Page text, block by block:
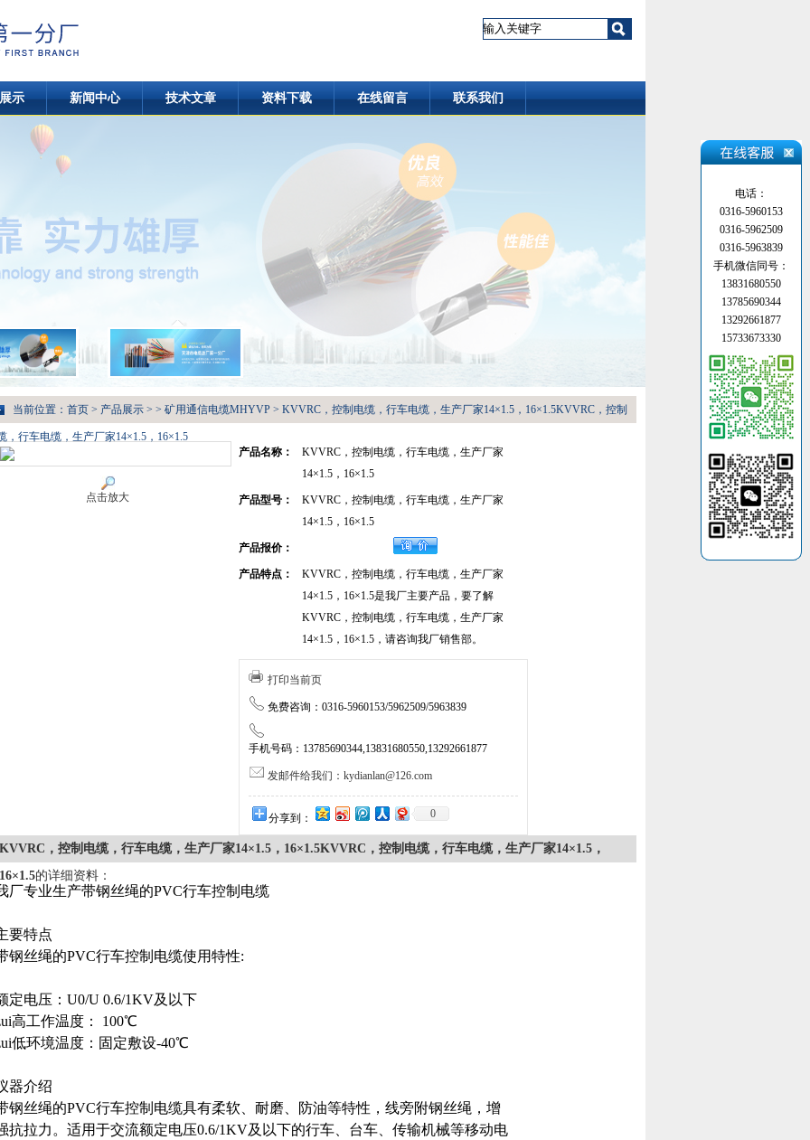
示 新闻中心 技术文章 资料下载 在线留言 联系我们
当前位置： 首页 > 产品展示 > > 矿用通信电缆MHYVP > KVVRC，控制电缆，行车电缆，生产厂家14×1.5，16×1.5KVVRC，控制
，行车电缆，生产厂家14×1.5，16×1.5
点击放大
产品名称：
KVVRC，控制电缆，行车电缆，生产厂家
14×1.5，16×1.5
产品型号：
KVVRC，控制电缆，行车电缆，生产厂家
14×1.5，16×1.5
产品报价：
产品特点：
KVVRC，控制电缆，行车电缆，生产厂家
14×1.5，16×1.5是我厂主要产品，要了解
KVVRC，控制电缆，行车电缆，生产厂家
14×1.5，16×1.5，请咨询我厂销售部。
打印当前页
免费咨询：0316-5960153/5962509/5963839
手机号码：13785690344,13831680550,13292661877
发邮件给我们：kydianlan@126.com
分享到： 0
KVVRC，控制电缆，行车电缆，生产厂家14×1.5，16×1.5KVVRC，控制电缆，行车电缆，生产厂家14×1.5，
16×1.5的详细资料：
厂专业生产带钢丝绳的PVC行车控制电缆
要特点
钢丝绳的PVC行车控制电缆使用特性:
定电压：U0/U 0.6/1KV及以下
高工作温度： 100℃
低环境温度：固定敷设-40℃
器介绍
钢丝绳的PVC行车控制电缆具有柔软、耐磨、防油等特性，线旁附钢丝绳，增
抗拉力。适用于交流额定电压0.6/1KV及以下的行车、台车、传输机械等移动电
电话：
0316-5960153
0316-5962509
0316-5963839
手机微信同号：
13831680550
13785690344
13292661877
15733673330